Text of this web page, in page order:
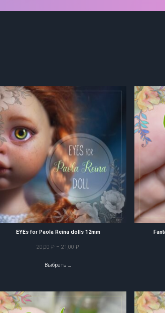
EYEs for Paola Reina dolls 12mm
20,00 ₽ – 21,00 ₽Диапазон
21,00 ₽
Выбрать …